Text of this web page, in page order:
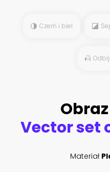
Czerń i biel
Materiał